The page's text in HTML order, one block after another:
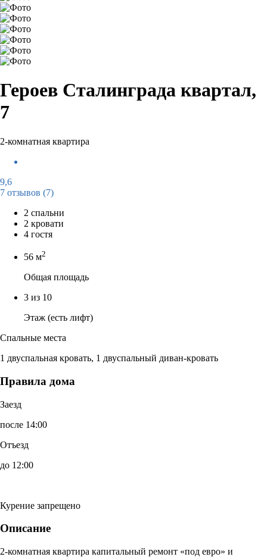
Героев Сталинграда квартал,
7
2-комнатная квартира
9,6
7 отзывов (7)
2 спальни
2 кровати
4 гостя
56 м2
Общая площадь
3 из 10
Этаж (есть лифт)
Спальные места
1 двуспальная кровать, 1 двуспальный диван-кровать
Правила дома
Заезд
после 14:00
Отъезд
до 12:00
Курение запрещено
Описание
2-комнатная квартира капитальный ремонт «под евро» и